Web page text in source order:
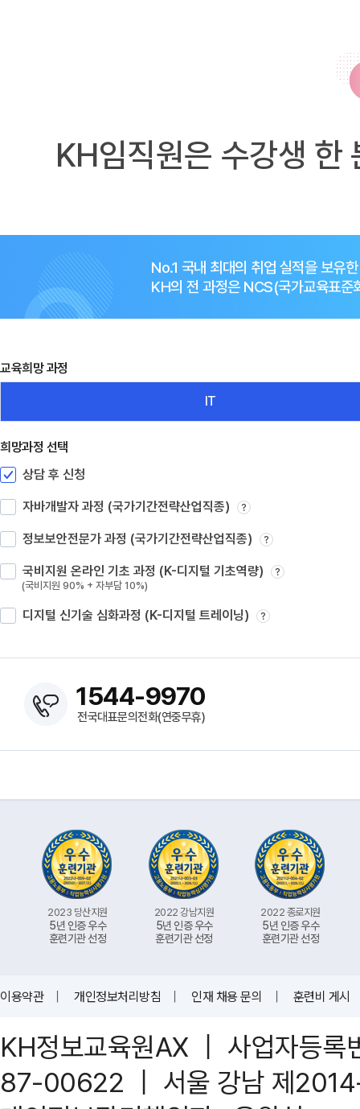
KH임직원은 수강생 한
No.1 국내 최대의 취업 실적을 보유
KH의 전 과정은 NCS(국가교육표준
교육희망 과정
IT
희망과정 선택
상담 후 신청
자바개발자 과정 (국가기간전략산업직종) ?
정보보안전문가 과정 (국가기간전략산업직종) ?
국비지원 온라인 기초 과정 (K-디지털 기초역량) ?
(국비지원 90% + 자부담 10%)
디지털 신기술 심화과정 (K-디지털 트레이닝) ?
1544-9970
전국대표문의전화(연중무휴)
2023 당산지원
5년 인증 우수
훈련기관 선정
2022 강남지원
5년 인증 우수
훈련기관 선정
2022 종로지원
5년 인증 우수
훈련기관 선정
이용약관 개인정보처리방침 인재 채용 문의 훈련비 게시
KH정보교육원AX ｜ 사업자등
87-00622 ｜ 서울 강남 제